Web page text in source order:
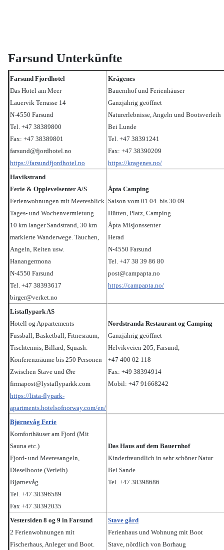
Farsund Unterkünfte
Farsund Fjordhotel
Das Hotel am Meer
Lauervik Terrasse 14
N-4550 Farsund
Tel. +47 38389800
Fax: +47 38389801
farsund@fjordhotel.no
https://farsundfjordhotel.no
Krågenes
Bauernhof und Ferienhäuser
Ganzjährig geöffnet
Naturerlebnisse, Angeln und Bootsverleih
Bei Lunde
Tel. +47 38391241
Fax: +47 38390209
https://kragenes.no/
Havikstrand
Ferie & Opplevelsenter A/S
Ferienwohnungen mit Meeresblick
Tages- und Wochenvermietung
10 km langer Sandstrand, 30 km
markierte Wanderwege. Tauchen,
Angeln, Reiten usw.
Hanangermona
N-4550 Farsund
Tel. +47 38393617
birger@verket.no
Åpta Camping
Saison vom 01.04. bis 30.09.
Hütten, Platz, Camping
Åpta Misjonssenter
Herad
N-4550 Farsund
Tel. +47 38 39 86 80
post@campapta.no
https://campapta.no/
Listaflypark AS
Hotell og Appartements
Fussball, Basketball, Fitnesraum,
Tischtennis, Billard, Squash.
Konferenzräume bis 250 Personen
Zwischen Stave und Øre
firmapost@lystaflyparkk.com
https://lista-flypark-
apartments.hotelsofnorway.com/en/
Nordstranda Restaurant og Camping
Ganzjährig geöffnet
Helvikveien 205, Farsund,
+47 400 02 118
Fax: +49 38394914
Mobil: +47 91668242
Bjørnevåg Ferie
Komforthäuser am Fjord (Mit
Sauna etc.)
Fjord- und Meeresangeln,
Dieselboote (Verleih)
Bjørnevåg
Tel. +47 38396589
Fax +47 38392035
Das Haus auf dem Bauernhof
Kinderfreundlich in sehr schöner Natur
Bei Sande
Tel. +47 38398686
Vestersiden 8 og 9 in Farsund
2 Ferienwohnungen mit
Fischerhaus, Anleger und Boot.
Stave gård
Ferienhaus und Wohnung mit Boot
Stave, nördlich von Borhaug